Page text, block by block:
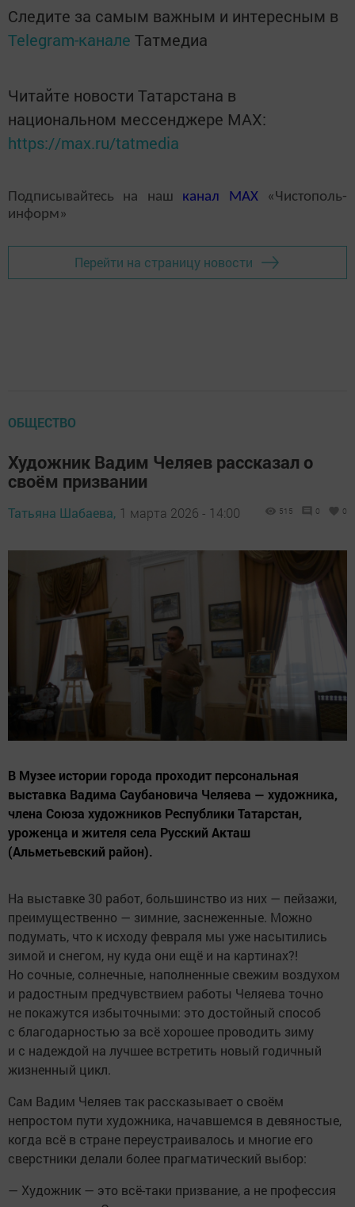
Следите за самым важным и интересным в
Telegram-канале Татмедиа
Читайте новости Татарстана в
национальном мессенджере MАХ:
https://max.ru/tatmedia
Подписывайтесь на наш канал MAX«Чистополь-
информ»
Перейти на страницу новости
ОБЩЕСТВО
Художник Вадим Челяев рассказал о
своём призвании
Татьяна Шабаева, 1 марта 2026 - 14:00 515 0 0
В Музее истории города проходит персональная
выставка Вадима Саубановича Челяева — художника,
члена Союза художников Республики Татарстан,
уроженца и жителя села Русский Акташ
(Альметьевский район).
На выставке 30 работ, большинство из них — пейзажи,
преимущественно — зимние, заснеженные. Можно
подумать, что к исходу февраля мы уже насытились
зимой и снегом, ну куда они ещё и на картинах?!
Но сочные, солнечные, наполненные свежим воздухом
и радостным предчувствием работы Челяева точно
не покажутся избыточными: это достойный способ
с благодарностью за всё хорошее проводить зиму
и с надеждой на лучшее встретить новый годичный
жизненный цикл.
Сам Вадим Челяев так рассказывает о своём
непростом пути художника, начавшемся в девяностые,
когда всё в стране переустраивалось и многие его
сверстники делали более прагматический выбор:
— Художник — это всё-таки призвание, а не профессия